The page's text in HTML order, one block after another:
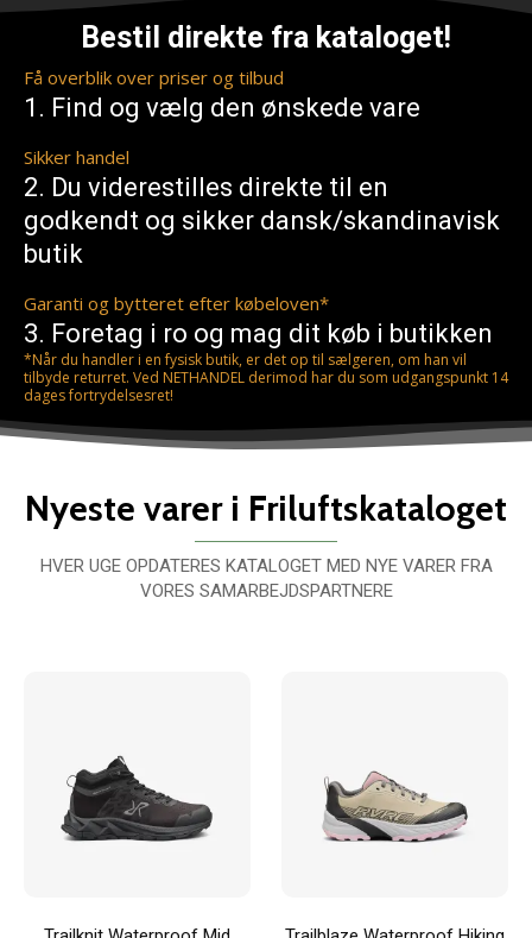
Bestil direkte fra kataloget!
Få overblik over priser og tilbud
1. Find og vælg den ønskede vare
Sikker handel
2. Du viderestilles direkte til en
godkendt og sikker dansk/skandinavisk
butik
Garanti og bytteret efter købeloven*
3. Foretag i ro og mag dit køb i butikken
*Når du handler i en fysisk butik, er det op til sælgeren, om han vil
tilbyde returret. Ved NETHANDEL derimod har du som udgangspunkt 14
dages fortrydelsesret!
Nyeste varer i Friluftskataloget
HVER UGE OPDATERES KATALOGET MED NYE VARER FRA
VORES SAMARBEJDSPARTNERE